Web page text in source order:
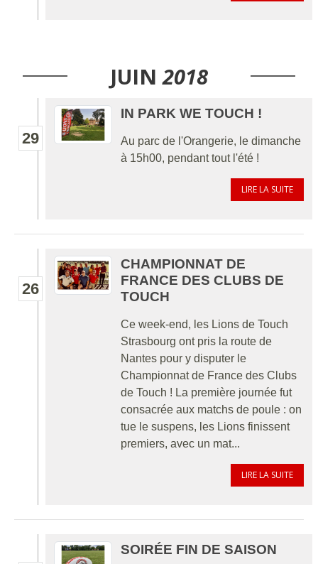
JUIN 2018
29
IN PARK WE TOUCH !
Au parc de l'Orangerie, le dimanche
à 15h00, pendant tout l'été !
LIRE LA SUITE
26
CHAMPIONNAT DE
FRANCE DES CLUBS DE
TOUCH
Ce week-end, les Lions de Touch
Strasbourg ont pris la route de
Nantes pour y disputer le
Championnat de France des Clubs
de Touch ! La première journée fut
consacrée aux matchs de poule : on
tue le suspens, les Lions finissent
premiers, avec un mat...
LIRE LA SUITE
SOIRÉE FIN DE SAISON